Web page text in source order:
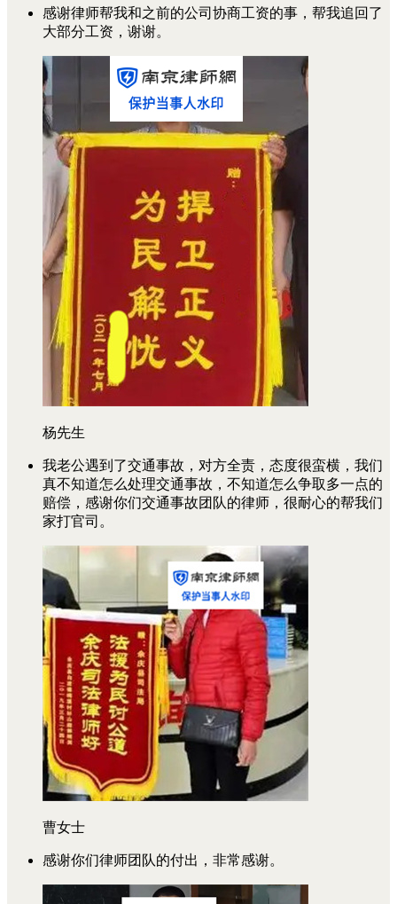
感谢律师帮我和之前的公司协商工资的事，帮我追回了
大部分工资，谢谢。
杨先生
我老公遇到了交通事故，对方全责，态度很蛮横，我们
真不知道怎么处理交通事故，不知道怎么争取多一点的
赔偿，感谢你们交通事故团队的律师，很耐心的帮我们
家打官司。
曹女士
感谢你们律师团队的付出，非常感谢。